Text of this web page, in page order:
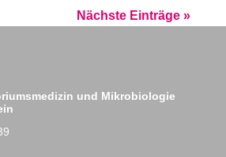
Nächste Einträge »
und Mikrobiologie